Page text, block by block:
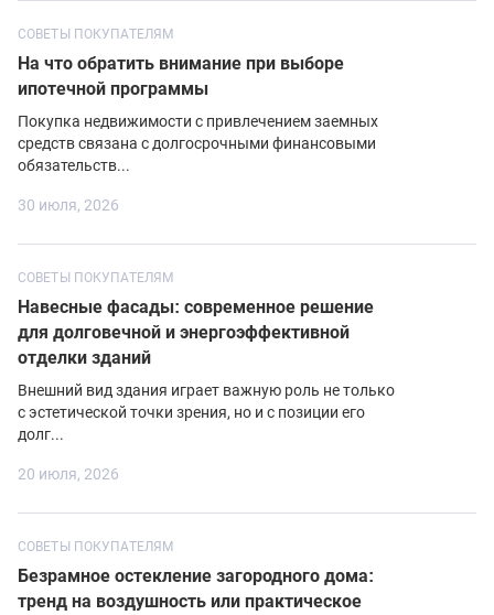
СОВЕТЫ ПОКУПАТЕЛЯМ
На что обратить внимание при выборе
ипотечной программы
Покупка недвижимости с привлечением заемных
средств связана с долгосрочными финансовыми
обязательств...
30 июля, 2026
СОВЕТЫ ПОКУПАТЕЛЯМ
Навесные фасады: современное решение
для долговечной и энергоэффективной
отделки зданий
Внешний вид здания играет важную роль не только
с эстетической точки зрения, но и с позиции его
долг...
20 июля, 2026
СОВЕТЫ ПОКУПАТЕЛЯМ
Безрамное остекление загородного дома:
тренд на воздушность или практическое